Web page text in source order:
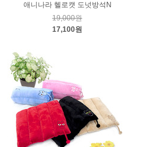
애니나라 헬로캣 도넛방석N
19,000원
17,100원